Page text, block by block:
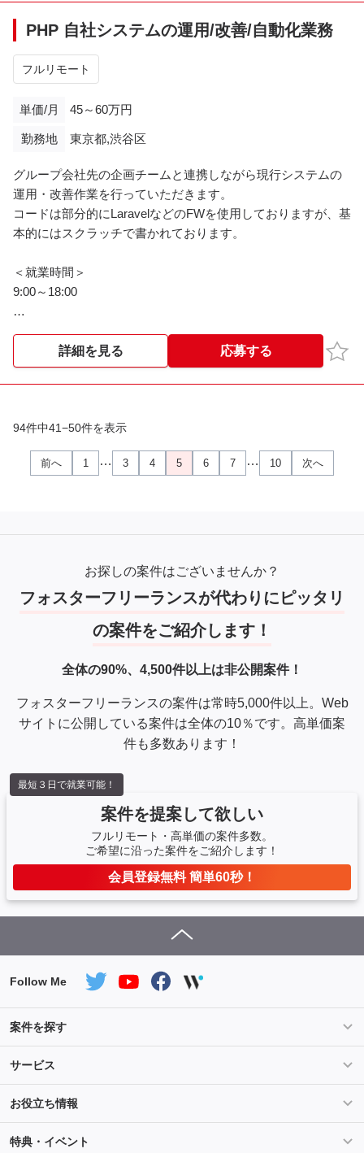
＜基本時間＞
10：00～19：00
※※こちらの案件は現在募集を終了しております※※​
PHP 自社システムの運用/改善/自動化業務
フルリモート
単価/月 45～60万円
勤務地 東京都,渋谷区
グループ会社先の企画チームと連携しながら現行システムの
運用・改善作業を行っていただきます。
コードは部分的にLaravelなどのFWを使用しておりますが、基
本的にはスクラッチで書かれております。
＜就業時間＞
9:00～18:00
詳細を見る
応募する お気
94件中41−50件を表示
前へ 1 … 3 4 5 6 7 … 10 次へ
お探しの案件はございませんか？
フォスターフリーランスが代わりにピッタリ
の案件をご紹介します！
全体の90%、4,500件以上は非公開案件！
フォスターフリーランスの案件は常時5,000件以上。Web
サイトに公開している案件は全体の10％です。高単価案
件も多数あります！
案件を提案して欲しい
フルリモート・高単価の案件多数。
ご希望に沿った案件をご紹介します！
会員登録無料 簡単60秒！
最短３日で就業可能！
Follow Me
案件を探す
条件を指定して案件を探す
Salesforce案件特集 AWS案件特集
サービス
サービス紹介
ご登録から参画までの流れ フリーランスの声
お役立ち情報
ライフ
特典・イベント